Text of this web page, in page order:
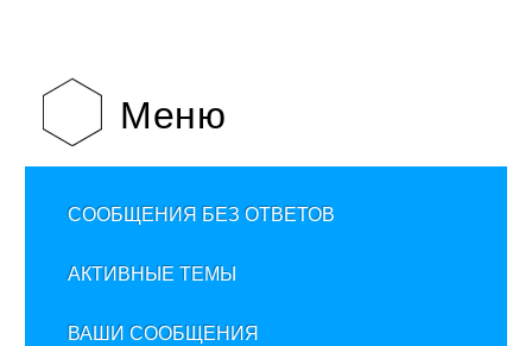
Меню
СООБЩЕНИЯ БЕЗ ОТВЕТОВ
АКТИВНЫЕ ТЕМЫ
ВАШИ СООБЩЕНИЯ